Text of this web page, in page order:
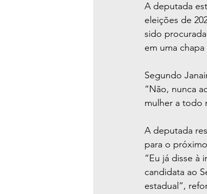
A deputada
eleições de
sido
em uma
Segundo
“Não, nunca
mulher a todo
A deputada
para o
“Eu já disse à
candidata ao
estadual”,